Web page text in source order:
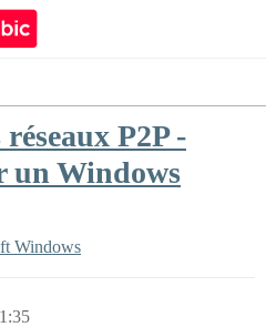
P2P -
un Windows
Windows